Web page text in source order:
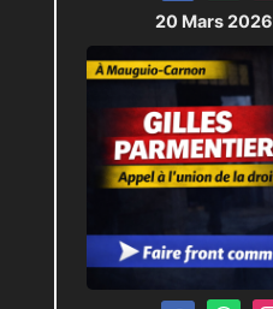
20 Mars 2026